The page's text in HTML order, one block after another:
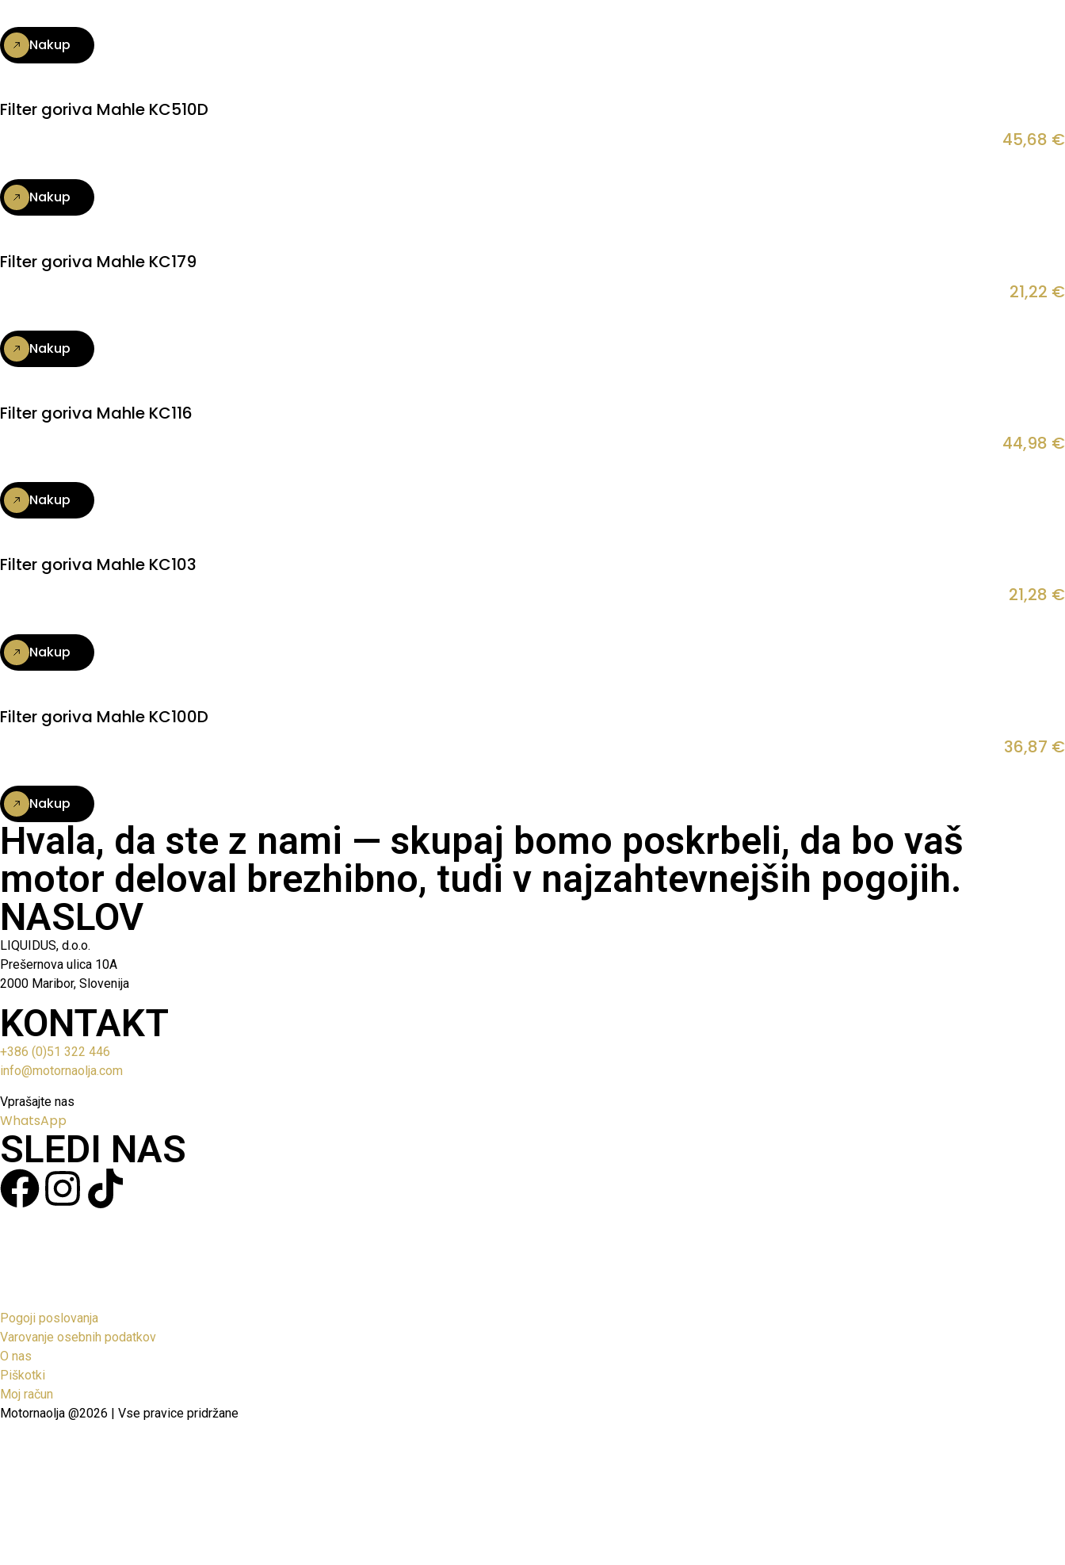
Nakup
Filter goriva Mahle KC510D
45,68 €
Nakup
Filter goriva Mahle KC179
21,22 €
Nakup
Filter goriva Mahle KC116
44,98 €
Nakup
Filter goriva Mahle KC103
21,28 €
Nakup
Filter goriva Mahle KC100D
36,87 €
Nakup
Hvala, da ste z nami — skupaj bomo poskrbeli, da bo vaš
motor deloval brezhibno, tudi v najzahtevnejših pogojih.
NASLOV
LIQUIDUS, d.o.o.
Prešernova ulica 10A
2000 Maribor, Slovenija
KONTAKT
+386 (0)51 322 446
info@motornaolja.com
Vprašajte nas
WhatsApp
SLEDI NAS
Pogoji poslovanja
Varovanje osebnih podatkov
O nas
Piškotki
Moj račun
Motornaolja @2026 | Vse pravice pridržane